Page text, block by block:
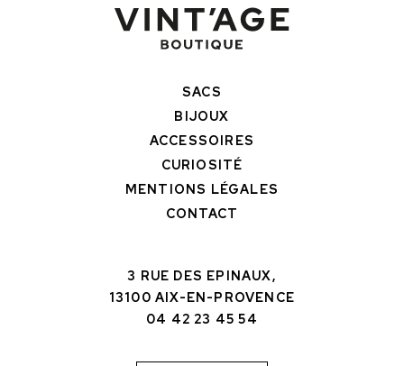
SACS
BIJOUX
ACCESSOIRES
CURIOSITÉ
MENTIONS LÉGALES
CONTACT
3 RUE DES EPINAUX,
13100 AIX-EN-PROVENCE
04 42 23 45 54